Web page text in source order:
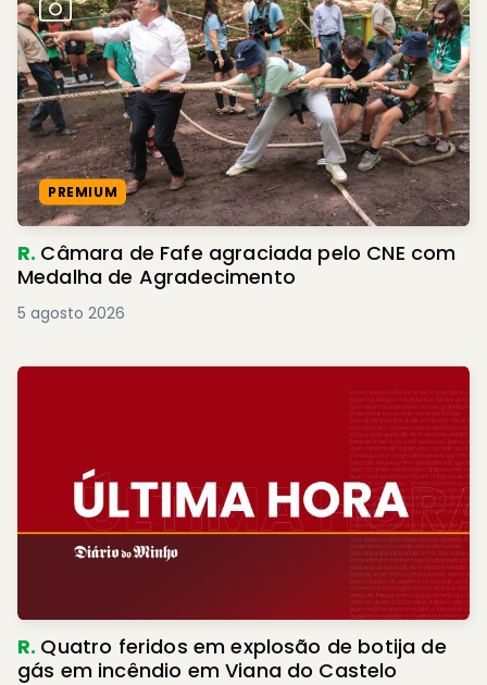
PREMIUM
R. Câmara de Fafe agraciada pelo CNE com
Medalha de Agradecimento
5 agosto 2026
R. Quatro feridos em explosão de botija de
gás em incêndio em Viana do Castelo